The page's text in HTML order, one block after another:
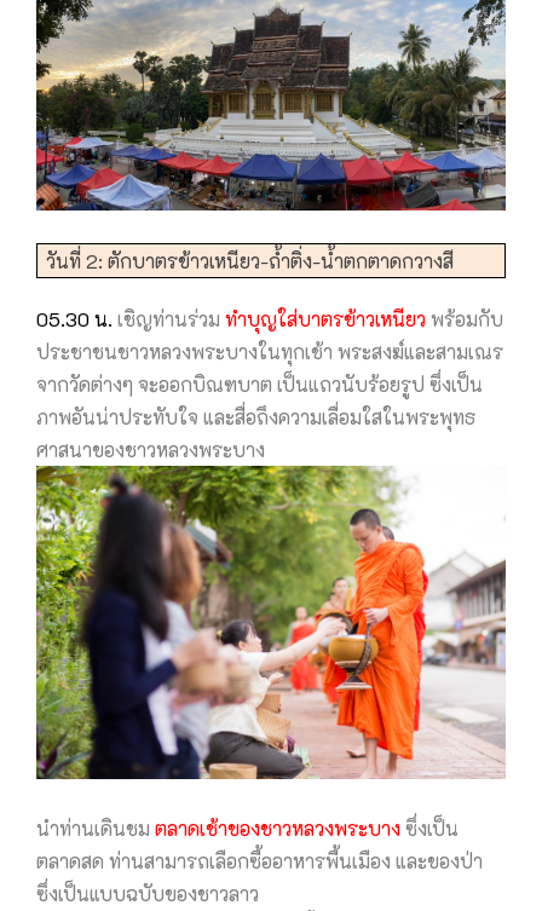
วันที่ 2: ตักบาตรข้าวเหนียว-ถ้ำติ่ง-น้ำตกตาดกวางสี
05.30 น. เชิญท่านร่วม ทำบุญใส่บาตรข้าวเหนียวพร้อมกับ
ประชาชนชาวหลวงพระบางในทุกเช้า พระสงฆ์และสามเณร
จากวัดต่างๆ จะออกบิณฑบาต เป็นแถวนับร้อยรูป ซึ่งเป็น
ภาพอันน่าประทับใจ และสื่อถึงความเลื่อมใสในพระพุทธ
ศาสนาของชาวหลวงพระบาง
นำท่านเดินชม ตลาดเช้าของชาวหลวงพระบางซึ่งเป็น
ตลาดสด ท่านสามารถเลือกซื้ออาหารพื้นเมือง และของป่า
ซึ่งเป็นแบบฉบับของชาวลาว